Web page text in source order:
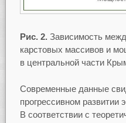
Рис. 2.Зависимость
карстовых массивов и
в центральной части
Современные данные
прогрессивном развитии
В соответствии с